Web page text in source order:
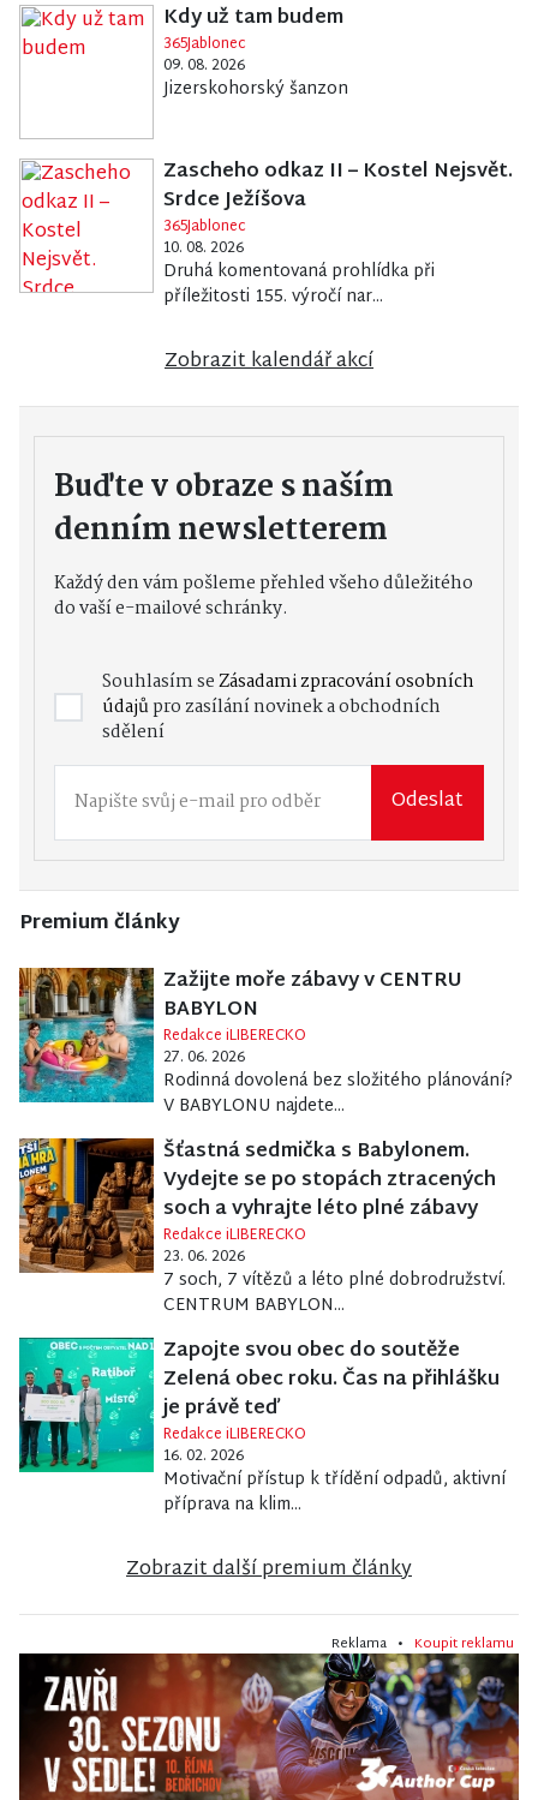
Kdy už tam budem
365Jablonec
09. 08. 2026
Jizerskohorský šanzon
Zascheho odkaz II – Kostel Nejsvět.
Srdce Ježíšova
365Jablonec
10. 08. 2026
Druhá komentovaná prohlídka při
příležitosti 155. výročí nar...
Zobrazit kalendář akcí
Buďte v obraze s naším
denním newsletterem
Každý den vám pošleme přehled všeho důležitého
do vaší e-mailové schránky.
Souhlasím seZásadami zpracování osobních
údajůpro zasílání novinek a obchodních
sdělení
Odeslat
Premium články
Zažijte moře zábavy v CENTRU
BABYLON
Redakce iLIBERECKO
27. 06. 2026
Rodinná dovolená bez složitého plánování?
V BABYLONU najdete...
Šťastná sedmička s Babylonem.
Vydejte se po stopách ztracených
soch a vyhrajte léto plné zábavy
Redakce iLIBERECKO
23. 06. 2026
7 soch, 7 vítězů a léto plné dobrodružství.
CENTRUM BABYLON...
Zapojte svou obec do soutěže
Zelená obec roku. Čas na přihlášku
je právě teď
Redakce iLIBERECKO
16. 02. 2026
Motivační přístup k třídění odpadů, aktivní
příprava na klim...
Zobrazit další premium články
Reklama • Koupit reklamu